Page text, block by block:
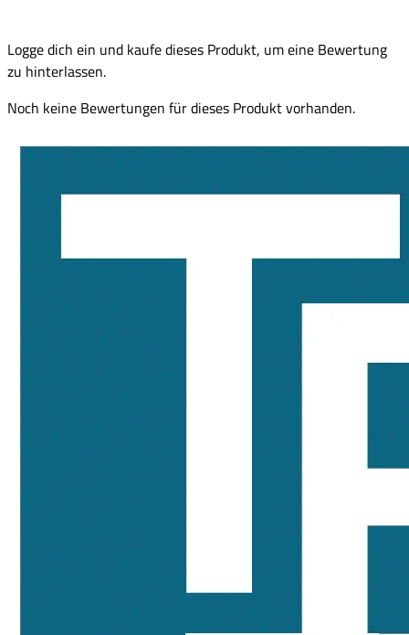
Logge dich ein und kaufe dieses Produkt, um eine Bewertung
zu hinterlassen.
Noch keine Bewertungen für dieses Produkt vorhanden.